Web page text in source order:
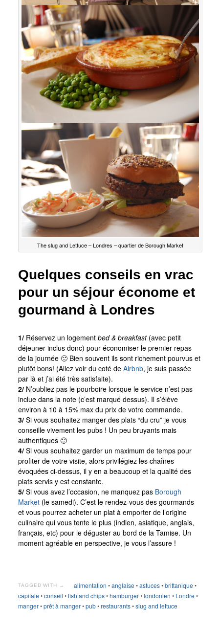
The slug and Lettuce – Londres – quartier de Borough Market
Quelques conseils en vrac
pour un séjour économe et
gourmand à Londres
1/Réservez un logement bed & breakfast(avec petit
déjeuner inclus donc) pour économiser le premier repas
de la journée 🙂 Bien souvent ils sont richement pourvus et
plutôt bons! (Allez voir du coté de Airbnb, je suis passée
par là et j’ai été très satisfaite).
2/N’oubliez pas le pourboire lorsque le service n’est pas
inclue dans la note (c’est marqué dessus). Il s’élève
environ à 10 à 15% max du prix de votre commande.
3/Si vous souhaitez manger des plats “du cru” je vous
conseille vivement les pubs ! Un peu bruyants mais
authentiques 🙂
4/Si vous souhaitez garder un maximum de temps pour
profiter de votre visite, alors privilégiez les chaînes
évoquées ci-dessus, il y en a beaucoup et la qualité des
plats servis y est constante.
5/Si vous avez l’occasion, ne manquez pas Borough
Market (le samedi). C’est le rendez-vous des gourmands
et vous pourrez acheter un plat à emporter de l’origine
culinaire qui vous tente le plus (indien, asiatique, anglais,
français, etc) pour le déguster au bord de la Tamise. Un
moment agréable en perspective, je vous l’assure !
TAGGED WITH → alimentation •anglaise•astuces•brittanique•
capitale•conseil •fish and chips•hamburger•londonien • Londre•
manger•prêt à manger•pub•restaurants•slug and lettuce